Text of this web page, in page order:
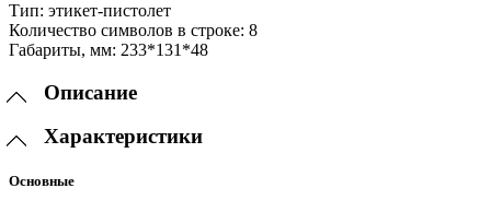
Тип: этикет-пистолет
Количество символов в строке: 8
Габариты, мм: 233*131*48
Описание
Характеристики
Основные